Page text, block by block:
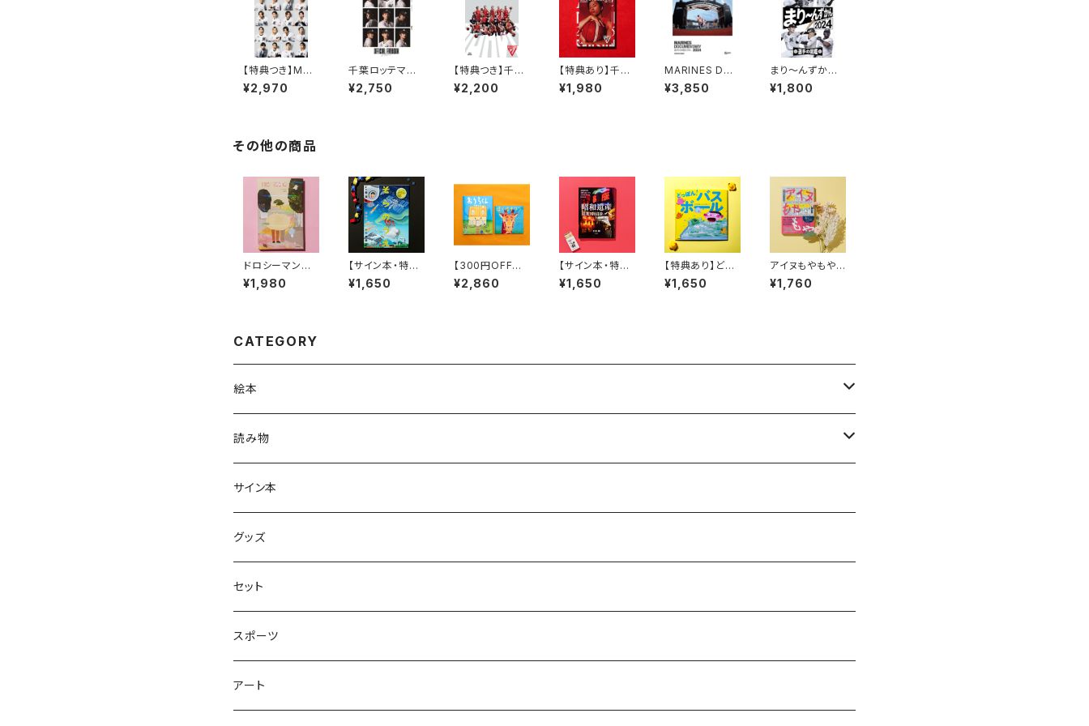
【特典つき】MAR
INES OFFICIA
L FANBOOK 2
¥2,970
千葉ロッテマリ
ーンズ オフィシ
ャル ファンブック
¥2,750
【特典つき】千葉
ジェッツ公式ブ
ースターブック 2
¥2,200
【特典あり】千葉
ジェッツ 公式ブ
ースターブック 2
¥1,980
MARINES DOC
UMENTARY 2
024 自分たちを
¥3,850
まり～んずかん2
024 千葉ロッテ
マリーンズ 選手
¥1,800
その他の商品
ドロシーマンショ
ン
¥1,980
【サイン本・特典
あり】新装版 そ
らのうえ うみの
¥1,650
【300円OFFク
ーポン付】カワダ
クニコ『ぼくはキ
¥2,860
【サイン本・特典
あり】昭和遺産
へ、巡礼1703景
¥1,650
【特典あり】どっ
ぽん！ バスボー
ル
¥1,650
アイヌもやもや
見えない化され
ている「わたした
¥1,760
CATEGORY
絵本
グラニフのえほん
大人の絵本
学びの絵本
読み物
ホントのコイズミさん
昭和偏愛シリーズ
熊川哲也アートノベル
社会について考える
サイン本
グッズ
セット
スポーツ
アート